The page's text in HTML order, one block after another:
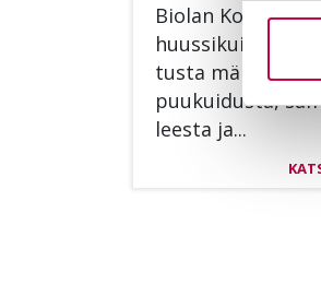
Bio­lan
huus­si­kui­vi­ke on
tus­ta
puu­kui­dus­ta,
lees­ta ja...